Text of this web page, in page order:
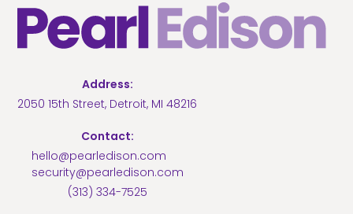
Address:
2050 15th Street, Detroit, MI 48216
Contact:
hello@pearledison.com
security@pearledison.com
(313) 334-7525